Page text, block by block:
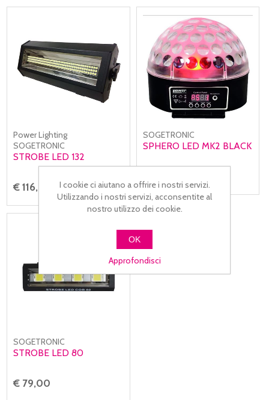
Power Lighting
SOGETRONIC
STROBE LED 132
€ 116,00
SOGETRONIC
SPHERO LED MK2 BLACK
SOGETRONIC
STROBE LED 80
€ 79,00
I cookie ci aiutano a offrire i nostri servizi.
Utilizzando i nostri servizi, acconsentite al
nostro utilizzo dei cookie.
OK
Approfondisci